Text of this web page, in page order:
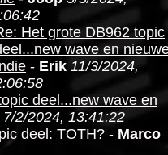
Het grote DB962 topic
wave en
- Erik 11/3/2024,
deel...new wave en
7/2/2024, 13:41:22
deel: TOTH? - Marco